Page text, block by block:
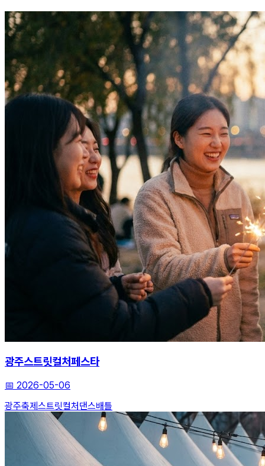
광주스트릿컬처페스타
📅 2026-05-06
광주축제 스트릿컬처 댄스배틀